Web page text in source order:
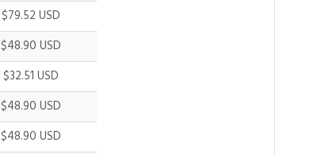
$79.52 USD
$48.90 USD
$32.51 USD
$48.90 USD
$48.90 USD